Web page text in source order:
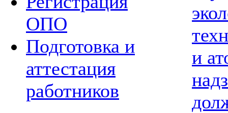
ОПО
Подготовка и
аттестация
работников
и